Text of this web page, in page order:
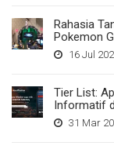
Rahasia
Pokemon
16 Jul
Tier List:
Informatif
31 Mar